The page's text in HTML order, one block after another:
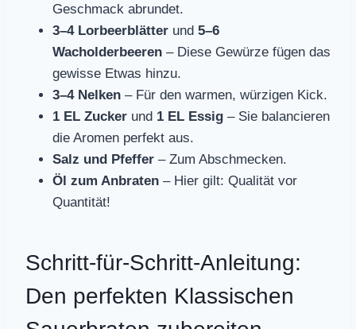
Geschmack abrundet.
3–4 Lorbeerblätter und 5–6
Wacholderbeeren – Diese Gewürze fügen das
gewisse Etwas hinzu.
3–4 Nelken – Für den warmen, würzigen Kick.
1 EL Zucker und 1 EL Essig – Sie balancieren
die Aromen perfekt aus.
Salz und Pfeffer – Zum Abschmecken.
Öl zum Anbraten – Hier gilt: Qualität vor
Quantität!
Schritt-für-Schritt-Anleitung:
Den perfekten Klassischen